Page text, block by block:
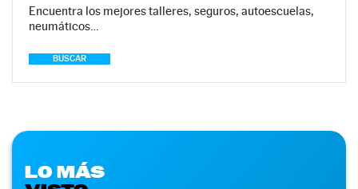
Encuentra los mejores talleres, seguros, autoescuelas,
neumáticos…
BUSCAR
LO MÁS